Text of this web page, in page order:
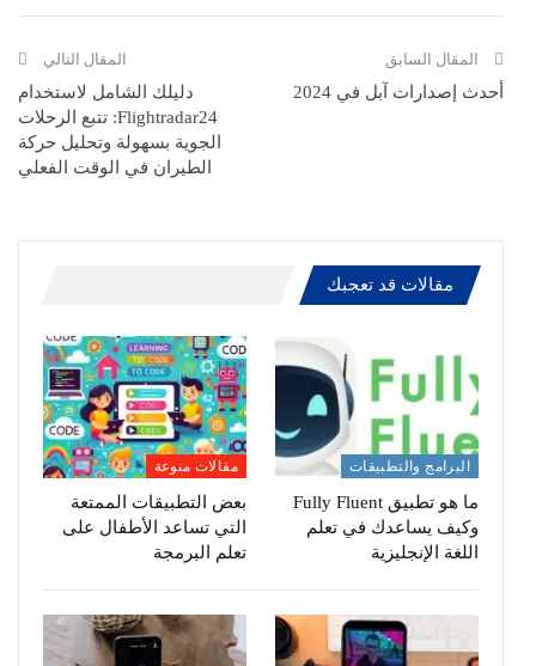
االبريد الالكتروني
المقال السابق
أحدث إصدارات آبل في 2024
المقال التالي
دليلك الشامل لاستخدام
Flightradar24: تتبع الرحلات
الجوية بسهولة وتحليل حركة
الطيران في الوقت الفعلي
مقالات قد تعجبك
البرامج والتطبيقات
ما هو تطبيق Fully Fluent
وكيف يساعدك في تعلم
اللغة الإنجليزية
مقالات منوعة
بعض التطبيقات الممتعة
التي تساعد الأطفال على
تعلم البرمجة